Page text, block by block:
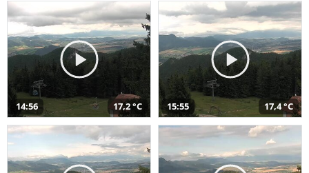
14:56 17,2 °C 15:55 17,4 °C